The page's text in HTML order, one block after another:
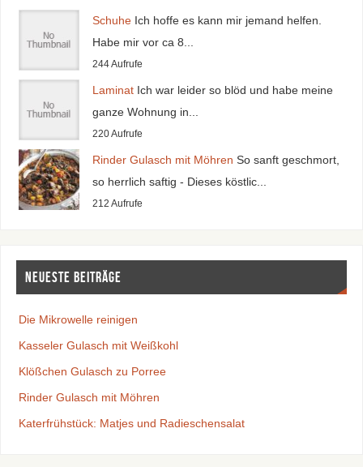
Schuhe Ich hoffe es kann mir jemand helfen.
Habe mir vor ca 8...
244 Aufrufe
Laminat Ich war leider so blöd und habe meine
ganze Wohnung in...
220 Aufrufe
Rinder Gulasch mit Möhren So sanft geschmort,
so herrlich saftig - Dieses köstlic...
212 Aufrufe
Neueste Beiträge
Die Mikrowelle reinigen
Kasseler Gulasch mit Weißkohl
Klößchen Gulasch zu Porree
Rinder Gulasch mit Möhren
Katerfrühstück: Matjes und Radieschensalat